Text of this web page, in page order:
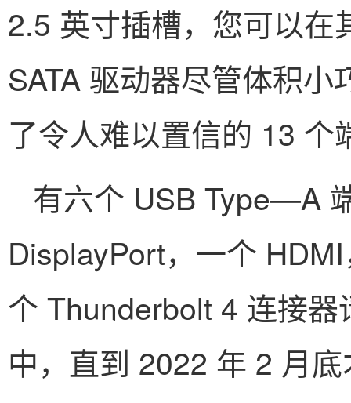
2.5 英寸插槽，您可以在
SATA 驱动器尽管体积
了令人难以置信的 13 个
有六个 USB Type—A
DisplayPort，一个
个 Thunderbolt 4 连接
中，直到 2022 年 2 月